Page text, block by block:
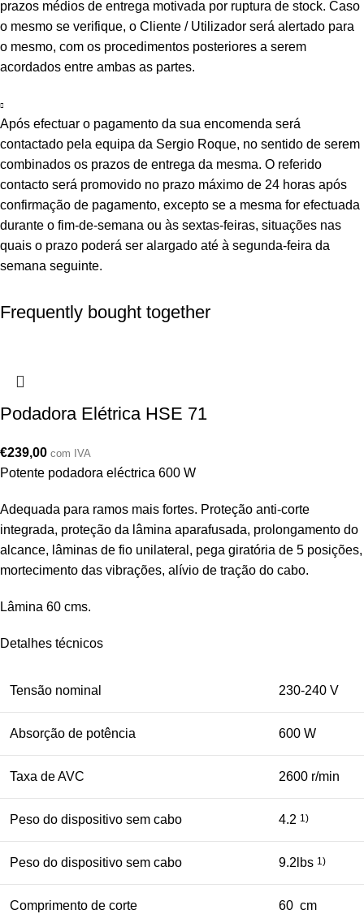
prazos médios de entrega motivada por ruptura de stock. Caso
o mesmo se verifique, o Cliente / Utilizador será alertado para
o mesmo, com os procedimentos posteriores a serem
acordados entre ambas as partes.
Após efectuar o pagamento da sua encomenda será
contactado pela equipa da Sergio Roque, no sentido de serem
combinados os prazos de entrega da mesma. O referido
contacto será promovido no prazo máximo de 24 horas após
confirmação de pagamento, excepto se a mesma for efectuada
durante o fim-de-semana ou às sextas-feiras, situações nas
quais o prazo poderá ser alargado até à segunda-feira da
semana seguinte.
Frequently bought together
Podadora Elétrica HSE 71
€239,00 com IVA
Potente podadora eléctrica 600 W
Adequada para ramos mais fortes. Proteção anti-corte
integrada, proteção da lâmina aparafusada, prolongamento do
alcance, lâminas de fio unilateral, pega giratória de 5 posições,
mortecimento das vibrações, alívio de tração do cabo.
Lâmina 60 cms.
Detalhes técnicos
Tensão nominal 230-240 V
Absorção de potência 600 W
Taxa de AVC 2600 r/min
Peso do dispositivo sem cabo 4.2 1)
Peso do dispositivo sem cabo 9.2lbs 1)
Comprimento de corte 60 cm